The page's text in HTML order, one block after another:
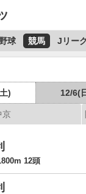
球 競馬 Jリー
) 12/6(
京
12頭